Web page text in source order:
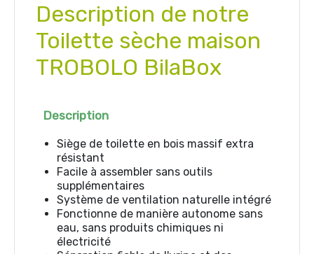
Description de notre
Toilette sèche maison
TROBOLO BilaBox
Description
Siège de toilette en bois massif extra
résistant
Facile à assembler sans outils
supplémentaires
Système de ventilation naturelle intégré
Fonctionne de manière autonome sans
eau, sans produits chimiques ni
électricité